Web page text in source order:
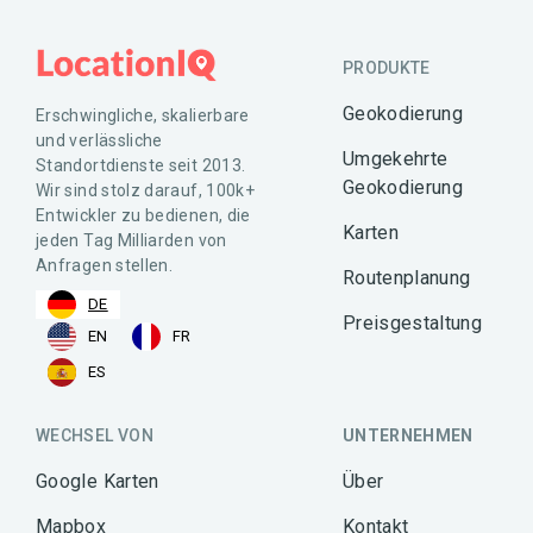
Erschwingliche, skalierbare
und verlässliche
Standortdienste seit 2013.
Wir sind stolz darauf, 100k+
Entwickler zu bedienen, die
jeden Tag Milliarden von
Anfragen stellen.
DE
EN
FR
ES
PRODUKTE
Geokodierung
Umgekehrte
Geokodierung
Karten
Routenplanung
Preisgestaltung
WECHSEL VON
Google Karten
Mapbox
UNTERNEHMEN
Über
Kontakt